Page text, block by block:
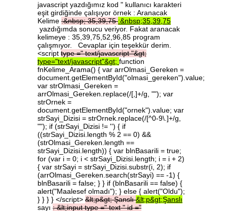
javascript yazdığımız kod " kullanıcı karakteri
eşit girdiğinde çalışıyor örnek : Aranacak
Kelime :&nbsp;35,39,75:&nbsp;35,39,75
yazdığımda sonucu veriyor. Fakat aranacak
kelimeye : 35,39,75,52,96,85 program
çalışmıyor. Cevaplar için teşekkür derim.
<script type="text/javascript"&gt;
type="text/javascript"&gt; function
fnKelime_Arama() { var arrOlmasi_Gereken =
document.getElementById("olmasi_gereken").value;
var strOlmasi_Gereken =
arrOlmasi_Gereken.replace(/[,]+/g, ""); var
strOrnek =
document.getElementById("ornek").value; var
strSayi_Dizisi = strOrnek.replace(/[^0-9\.]+/g,
""); if (strSayi_Dizisi != '') { if
((strSayi_Dizisi.length % 2 == 0) &&
(strOlmasi_Gereken.length ==
strSayi_Dizisi.length)) { var blnBasarili = true;
for (var i = 0; i < strSayi_Dizisi.length; i = i + 2)
{ var strSayi = strSayi_Dizisi.substr(i, 2); if
(arrOlmasi_Gereken.search(strSayi) == -1) {
blnBasarili = false; } } if (blnBasarili == false) {
alert("Maalesef olmadı"); } else { alert("Oldu");
} } } } </script> &lt;p&gt;Şanslı&lt;p&gt;Şanslı
sayı :&lt;inputtype="text"id="